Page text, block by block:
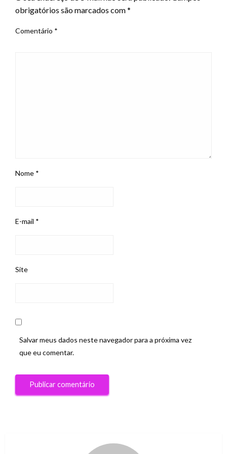
obrigatórios são marcados com*
Comentário *
Nome *
E-mail *
Site
Salvar meus dados neste navegador para a próxima vez
que eu comentar.